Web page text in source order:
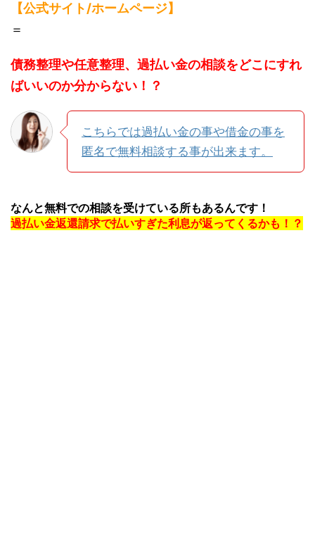
【公式サイト/ホームページ】
＝
債務整理や任意整理、過払い金の相談をどこにすれ
ばいいのか分からない！？
こちらでは過払い金の事や借金の事を
匿名で無料相談する事が出来ます。
なんと無料での相談を受けている所もあるんです！
過払い金返還請求で払いすぎた利息が返ってくるかも！？